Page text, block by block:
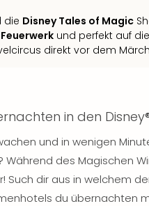
die Disney Tales of Magic
Feuerwerk und perfekt auf
direkt vor dem
in den
und in wenigen
Während des Magischen
Such dir aus in welchem
du übernachten